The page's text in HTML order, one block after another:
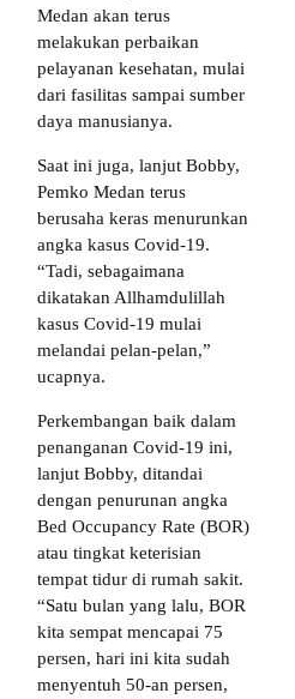
Medan akan terus
melakukan perbaikan
pelayanan kesehatan, mulai
dari fasilitas sampai sumber
daya manusianya.
Saat ini juga, lanjut Bobby,
Pemko Medan terus
berusaha keras menurunkan
angka kasus Covid-19.
“Tadi, sebagaimana
dikatakan Allhamdulillah
kasus Covid-19 mulai
melandai pelan-pelan,”
ucapnya.
Perkembangan baik dalam
penanganan Covid-19 ini,
lanjut Bobby, ditandai
dengan penurunan angka
Bed Occupancy Rate (BOR)
atau tingkat keterisian
tempat tidur di rumah sakit.
“Satu bulan yang lalu, BOR
kita sempat mencapai 75
persen, hari ini kita sudah
menyentuh 50-an persen,